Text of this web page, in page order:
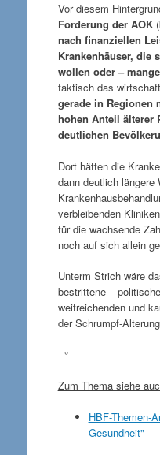
Vor diesem
Forderung der AOK
nach finanziellen
Krankenhäuser, die
wollen oder –
faktisch das
gerade in Regionen
hohen Anteil älterer
deutlichen
Dort hätten die
dann deutlich längere
verbleibenden
für die wachsende
noch auf sich allein
Unterm Strich wäre
bestrittene –
weitreichenden und
der Schrumpf-
°
Zum Thema siehe
HBF-Themen-
Gesundheit"